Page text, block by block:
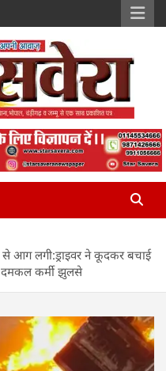
लगी:ड्राइवर ने कूदकर बचाई
कर्मी झुलसे